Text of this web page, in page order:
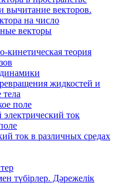
вычитание векторов.
на число
векторы
кинетическая теория
жидкостей и
тела
поле
ток
ток в различных средах
түбірлер. Дәрежелік